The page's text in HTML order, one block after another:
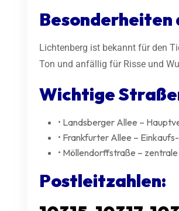
Lichtenberg ist bekannt für den
Ton und anfällig für Risse und
Wichtige
• Landsberger Allee –
• Frankfurter Allee –
• Möllendorffstraße –
Postleitzahlen: